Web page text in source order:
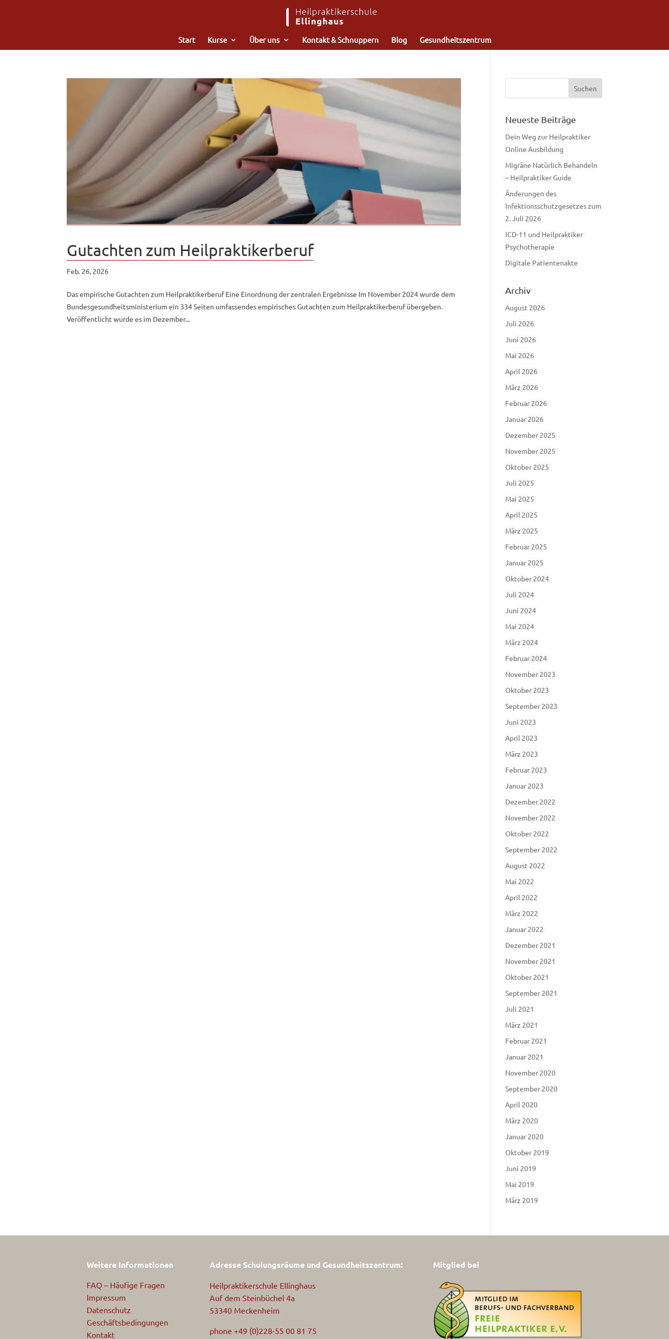
Start Kurse Über uns Kontakt & Schnuppern Blog Gesundheitszentrum
Gutachten zum Heilpraktikerberuf
Feb. 26, 2026
Das empirische Gutachten zum Heilpraktikerberuf Eine Einordnung der zentralen Ergebnisse Im November 2024 wurde dem
Bundesgesundheitsministerium ein 334 Seiten umfassendes empirisches Gutachten zum Heilpraktikerberuf übergeben.
Veröffentlicht wurde es im Dezember...
Neueste Beiträge
Dein Weg zur Heilpraktiker
Online Ausbildung
Migräne Natürlich Behandeln
– Heilpraktiker Guide
Änderungen des
Infektionsschutzgesetzes zum
2. Juli 2026
ICD-11 und Heilpraktiker
Psychotherapie
Digitale Patientenakte
Archiv
August 2026
Juli 2026
Juni 2026
Mai 2026
April 2026
März 2026
Februar 2026
Januar 2026
Dezember 2025
November 2025
Oktober 2025
Juli 2025
Mai 2025
April 2025
März 2025
Februar 2025
Januar 2025
Oktober 2024
Juli 2024
Juni 2024
Mai 2024
März 2024
Februar 2024
November 2023
Oktober 2023
September 2023
Juni 2023
April 2023
März 2023
Februar 2023
Januar 2023
Dezember 2022
November 2022
Oktober 2022
September 2022
August 2022
Mai 2022
April 2022
März 2022
Januar 2022
Dezember 2021
November 2021
Oktober 2021
September 2021
Juli 2021
März 2021
Februar 2021
Januar 2021
November 2020
September 2020
April 2020
März 2020
Januar 2020
Oktober 2019
Juni 2019
Mai 2019
März 2019
Weitere Informationen
FAQ – Häufige Fragen
Impressum
Datenschutz
Geschäftsbedingungen
Kontakt
Adresse Schulungsräume und Gesundheitszentrum:
Heilpraktikerschule Ellinghaus
Auf dem Steinbüchel 4a
53340 Meckenheim
phone +49 (0)228-55 00 81 75
Mitglied bei